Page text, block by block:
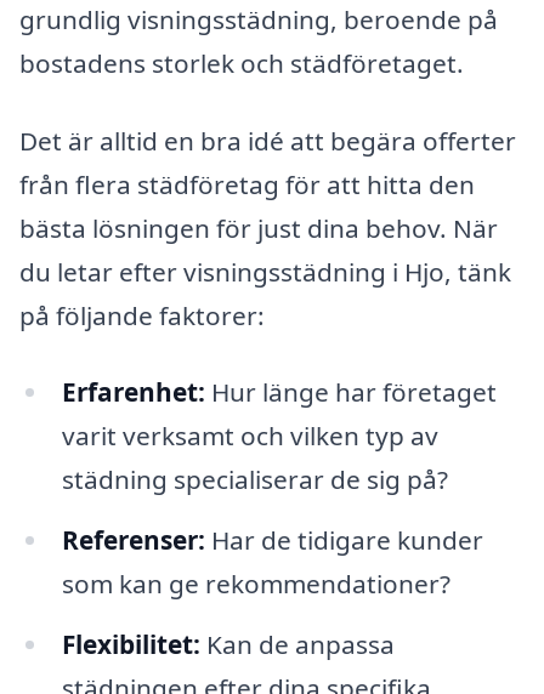
grundlig visningsstädning, beroende på
bostadens storlek och städföretaget.
Det är alltid en bra idé att begära offerter
från flera städföretag för att hitta den
bästa lösningen för just dina behov. När
du letar efter visningsstädning i Hjo, tänk
på följande faktorer:
Erfarenhet: Hur länge har företaget
varit verksamt och vilken typ av
städning specialiserar de sig på?
Referenser: Har de tidigare kunder
som kan ge rekommendationer?
Flexibilitet: Kan de anpassa